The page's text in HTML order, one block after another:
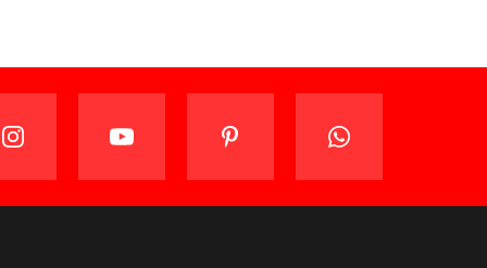
edebilir veya değiştirebilirsiniz.